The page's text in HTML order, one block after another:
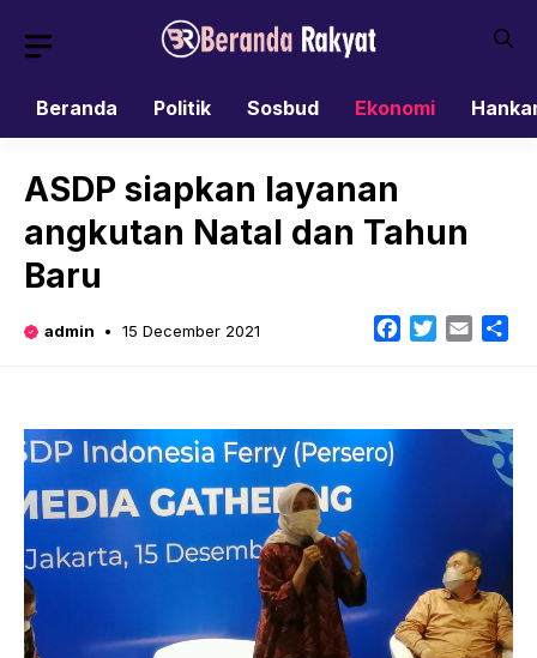
Beranda
Politik Sosbud Ekonomi
ASDP siapkan layanan
angkutan Natal dan Tahun
Baru
admin 15 December 2021 Facebook
TwitterEmail